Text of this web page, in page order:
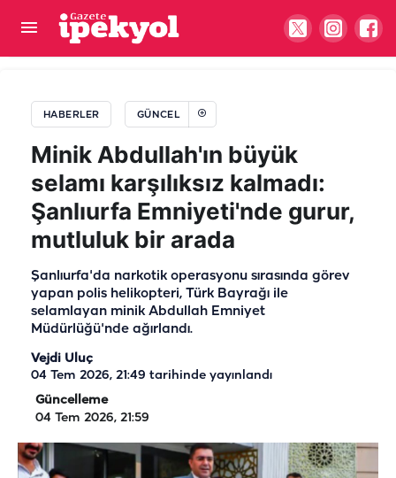
HABERLER GÜNCEL
Minik Abdullah'ın büyük
selamı karşılıksız kalmadı:
Şanlıurfa Emniyeti'nde gurur,
mutluluk bir arada
Şanlıurfa'da narkotik operasyonu sırasında görev
yapan polis helikopteri, Türk Bayrağı ile
selamlayan minik Abdullah Emniyet
Müdürlüğü'nde ağırlandı.
Vejdi Uluç
04 Tem 2026, 21:49 tarihinde yayınlandı
Güncelleme
04 Tem 2026, 21:59
Şanlıurfa basınının yarım asırlık çınarı: Müslüm